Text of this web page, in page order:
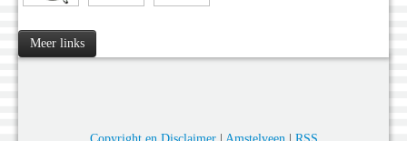
Meer links